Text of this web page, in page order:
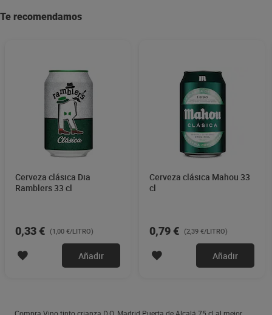
Te recomendamos
Cerveza clásica Dia
Ramblers 33 cl
0,33 € (1,00 €/LITRO)
Añadir
Cerveza clásica Mahou 33
cl
0,79 € (2,39 €/LITRO)
Añadir